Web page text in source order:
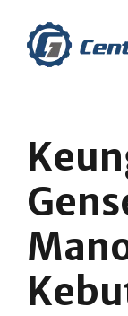
content